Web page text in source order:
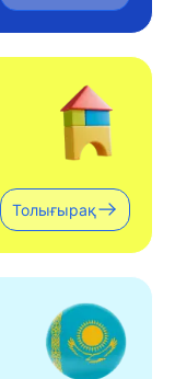
Толығырақ